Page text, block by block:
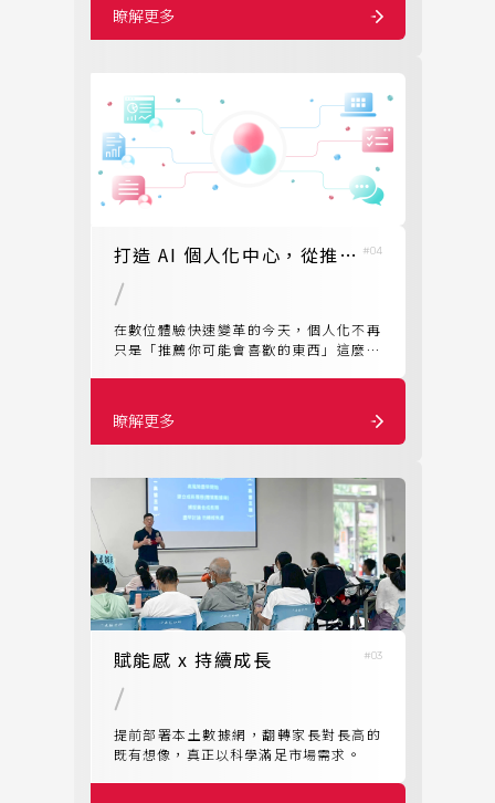
在這樣的環境下，如何將數據投入轉化為
可累積的自有資產，已是決策者的核心課
瞭解更多
打造 AI 個人化中心，從推薦系統走向理解與共鳴 #04
在數位體驗快速變革的今天，個人化不再
只是「推薦你可能會喜歡的東西」這麼簡
才能轉化為可重複利用的「智慧資產」，
進一步成為各類 AI 應用的基礎燃料。
瞭解更多
賦能感 x 持續成長 #03
提前部署本土數據網，翻轉家長對長高的
既有想像，真正以科學滿足市場需求。